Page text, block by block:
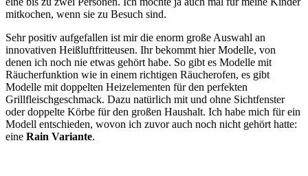
mitkochen, wenn sie zu Besuch sind.
Sehr positiv aufgefallen ist mir die enorm große Auswahl an
innovativen Heißluftfritteusen. Ihr bekommt hier Modelle, von
denen ich noch nie etwas gehört habe. So gibt es Modelle mit
Räucherfunktion wie in einem richtigen Räucherofen, es gibt
Modelle mit doppelten Heizelementen für den perfekten
Grillfleischgeschmack. Dazu natürlich mit und ohne Sichtfenster
oder doppelte Körbe für den großen Haushalt. Ich habe mich für ein
Modell entschieden, wovon ich zuvor auch noch nicht gehört hatte:
eine Rain Variante.